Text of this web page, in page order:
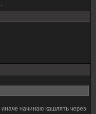
начинаю кашлять через